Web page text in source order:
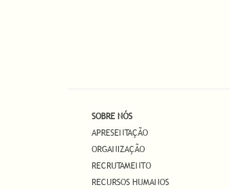
SOBRE NÓS
APRESENTAÇÃO
ORGANIZAÇÃO
RECRUTAMENTO
RECURSOS HUMANOS